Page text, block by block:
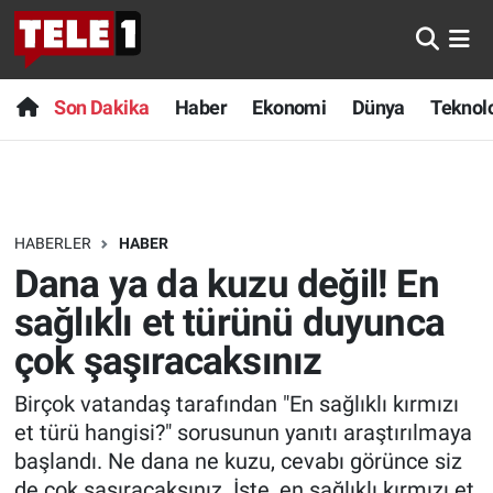
Son Dakika Haber Ekonomi Dünya
HABERLER HABER
Dana ya da kuzu değil! En
sağlıklı et türünü duyunca
çok şaşıracaksınız
Birçok vatandaş tarafından "En sağlıklı kırmızı
et türü hangisi?" sorusunun yanıtı araştırılmaya
başlandı. Ne dana ne kuzu, cevabı görünce siz
Anında Manşet
Başka Sohbetler
Bilim turu
Bilim ve Teknoloji Evreni
Doğa Konuşuyor
Dünya
Ege Saati
Son Dakika
Haber
Dünya
Teknoloji
Sağlık
Spor
Yayın Akışı
Nöbetçi Eczaneler
Hava Durumu
Trafik Durumu
Süper Lig Puan Durumu ve Fikstür
Tüm Manşetler
Son Dakika Haberleri
Haber Arşivi